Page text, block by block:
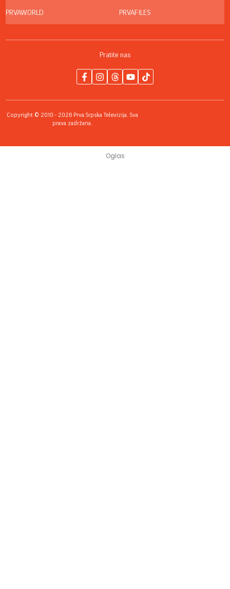
PRVAWORLD PRVAFILES
Pratite nas
Copyright © 2010 - 2026 Prva Srpska Televizija. Sva
prava zadržana.